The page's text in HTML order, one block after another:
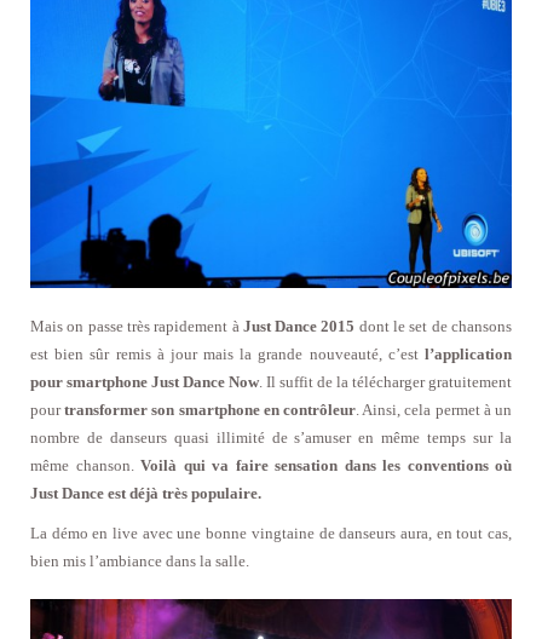
Mais on passe très rapidement à Just Dance 2015 dont le set de chansons
est bien sûr remis à jour mais la grande nouveauté, c’estl’application
pour smartphone Just Dance Now . Il suffit de la télécharger gratuitement
pourtransformer son smartphone en contrôleur . Ainsi, cela permet à un
nombre de danseurs quasi illimité de s’amuser en même temps sur la
même chanson. Voilà qui va faire sensation dans les conventions où
Just Dance est déjà très populaire.
La démo en live avec une bonne vingtaine de danseurs aura, en tout cas,
bien mis l’ambiance dans la salle.